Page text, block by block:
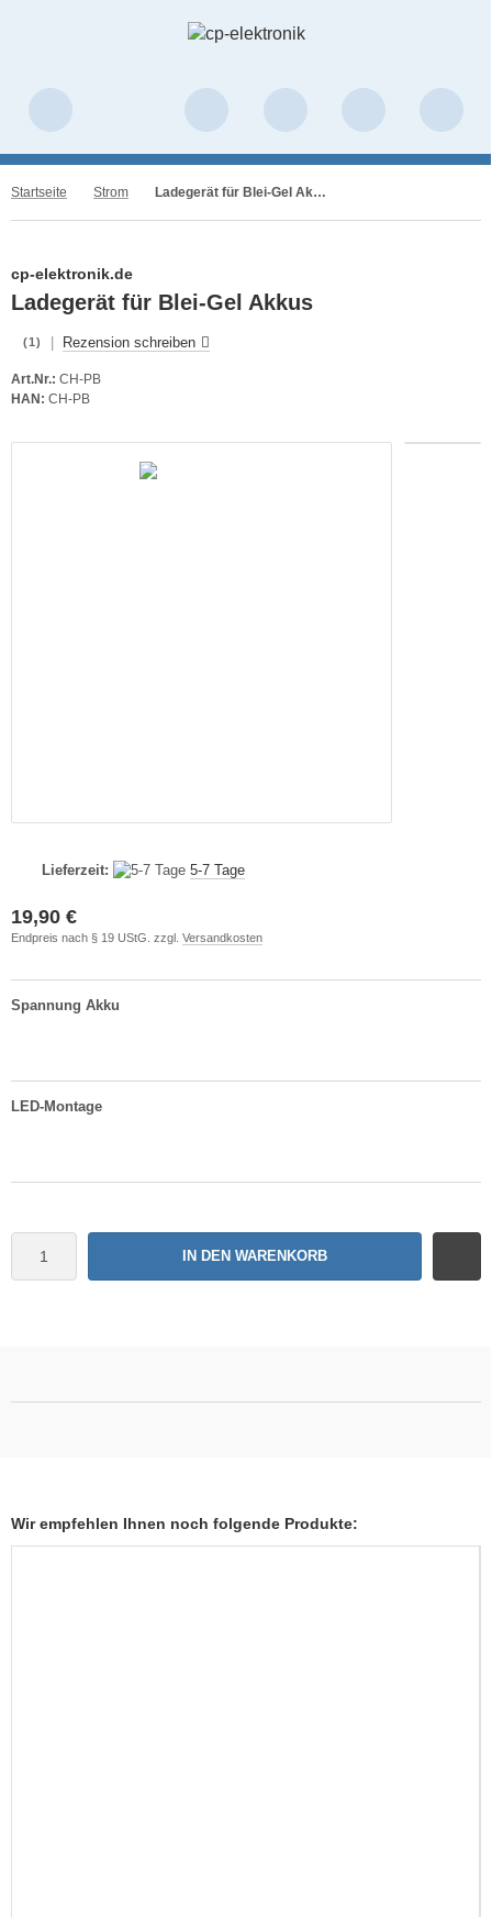
Startseite Strom Ladegerät für Blei-Gel Akkus
cp-elektronik.de
Ladegerät für Blei-Gel Akkus
(1) Rezension schreiben
Art.Nr.: CH-PB
HAN: CH-PB
Lieferzeit: 5-7 Tage
19,90 €
Endpreis nach § 19 UStG. zzgl. Versandkosten
Spannung Akku
LED-Montage
IN DEN WARENKORB
Wir empfehlen Ihnen noch folgende Produkte: